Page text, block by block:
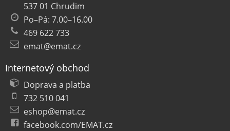
537 01 Chrudim
Po–Pá: 7.00–16.00
469 622 733
emat@emat.cz
Internetový obchod
Doprava a platba
732 510 041
eshop@emat.cz
facebook.com/EMAT.cz